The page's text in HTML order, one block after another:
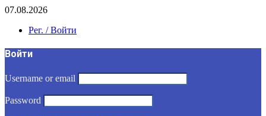
07.08.2026
Рег. / Войти
Войти
Username or email
Password